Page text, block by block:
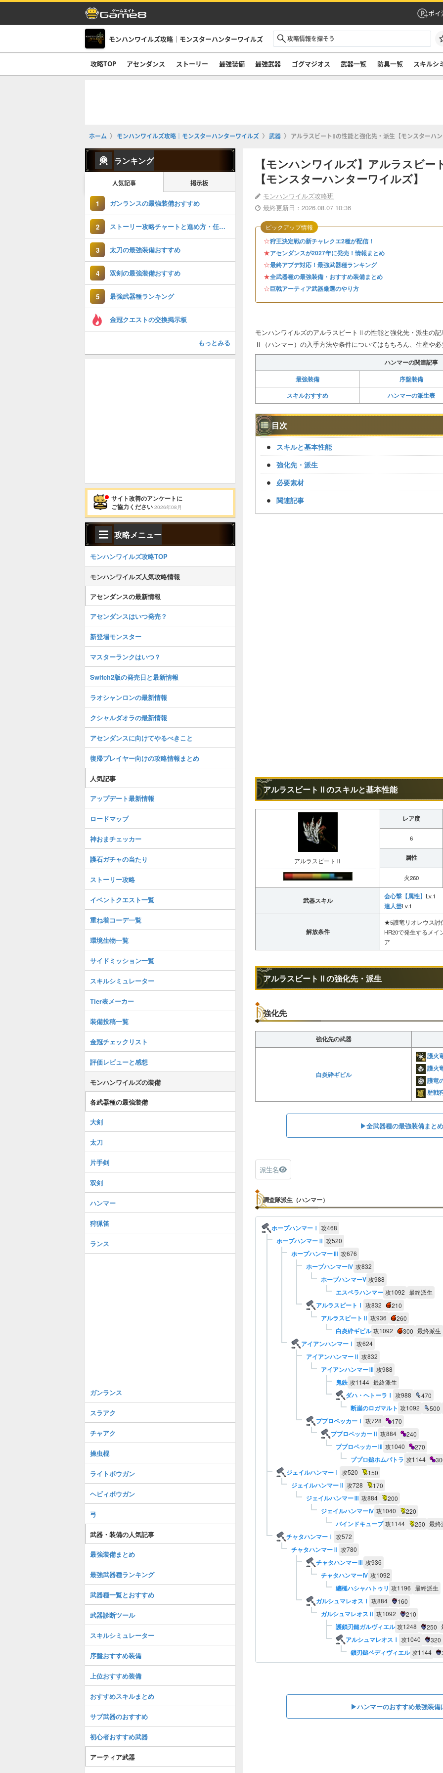
ポイ
モンハンワイルズ攻略｜モンスターハンターワイルズ
攻略TOP アセンダンス ストーリー 最強装備 最強武器 ゴグマジオス 武器一覧 防具一覧 スキルシ
ホーム モンハンワイルズ攻略｜モンスターハンターワイルズ 武器 アルラスビートⅡの性能と強化先・派生【モンスターハ
【モンハンワイルズ】アルラスビ
【モンスターハンターワイルズ】
モンハンワイルズ攻略班
最終更新日：2026.08.07 10:36
☆狩王決定戦の新チャレクエ2種が配信！
★アセンダンスが2027年に発売！情報まとめ
☆最終アプデ対応！最強武器種ランキング
★全武器種の最強装備・おすすめ装備まとめ
☆巨戟アーティア武器厳選のやり方
ピックアップ情報
モンハンワイルズのアルラスビートⅡの性能と強化先・派生の
Ⅱ（ハンマー）の入手方法や条件についてはもちろん、生産や
ハンマーの関連記事
最強装備
序盤装備
スキルおすすめ
ハンマーの派生表
目次
スキルと基本性能
強化先・派生
必要素材
関連記事
アルラスビートⅡのスキルと基本性能
アルラスビートⅡ
レア度
6
属性
火260
武器スキル
会心撃【属性】 Lv.1
達人芸Lv.1
解放条件
★5護竜リオレウス討
HR20で発生するメ
ア
アルラスビートⅡの強化先・派生
強化先
強化先の武器
白炎砕ギビル
護火
護火
護竜
歴戦
▶︎全武器種の最強装備まと
派生名
調査隊派生（ハンマー）
ホープハンマーⅠ 攻468
ホープハンマーⅡ 攻520
ホープハンマーⅢ 攻676
ホープハンマーⅣ 攻832
ホープハンマーV 攻988
エスペラハンマー 攻1092 最終派生
アルラスビートⅠ 攻832 210
アルラスビートⅡ 攻936 260
白炎砕ギビル 攻1092 300 最終派生
アイアンハンマーⅠ 攻624
アイアンハンマーⅡ 攻832
アイアンハンマーⅢ 攻988
鬼鉄 攻1144 最終派生
ダハ・ヘトーラⅠ 攻988 470
断崖のロガマルト 攻1092 500
ププロペッカーⅠ 攻728 170
ププロペッカーⅡ 攻884 240
ププロペッカーⅢ 攻1040 270
ププロ鎚ホムパトラ 攻1144
ジェイルハンマーⅠ 攻520 150
ジェイルハンマーⅡ 攻728 170
ジェイルハンマーⅢ 攻884 200
ジェイルハンマーⅣ 攻1040 220
バインドキューブ 攻1144 250 最終
チャタハンマーⅠ 攻572
チャタハンマーⅡ 攻780
チャタハンマーⅢ 攻936
チャタハンマーⅣ 攻1092
纏槌ハシャハトゥリ 攻1196 最終派生
ガルシュマレオスⅠ 攻884 160
ガルシュマレオスⅡ 攻1092 210
護鎖刃鎚ガルヴィエル 攻1248 250
アルシュマレオスⅠ 攻1040 320
鎖刃鎚ベディヴィエル 攻1144
▶︎ハンマーのおすすめ最強装備
ランキング
人気記事 掲示板
1 ガンランスの最強装備おすすめ
2 ストーリー攻略チャートと進め方・任務クエスト
3 太刀の最強装備おすすめ
4 双剣の最強装備おすすめ
5 最強武器種ランキング
金冠クエストの交換掲示板
もっとみる
サイト改善のアンケートに
ご協力ください 2026年08月
攻略メニュー
モンハンワイルズ攻略TOP
モンハンワイルズ人気攻略情報
アセンダンスの最新情報
アセンダンスはいつ発売？
新登場モンスター
マスターランクはいつ？
Switch2版の発売日と最新情報
ラオシャンロンの最新情報
クシャルダオラの最新情報
アセンダンスに向けてやるべきこと
復帰プレイヤー向けの攻略情報まとめ
人気記事
アップデート最新情報
ロードマップ
神おまチェッカー
護石ガチャの当たり
ストーリー攻略
イベントクエスト一覧
重ね着コーデ一覧
環境生物一覧
サイドミッション一覧
スキルシミュレーター
Tier表メーカー
装備投稿一覧
金冠チェックリスト
評価レビューと感想
モンハンワイルズの装備
各武器種の最強装備
大剣
太刀
片手剣
双剣
ハンマー
狩猟笛
ランス
ガンランス
スラアク
チャアク
操虫棍
ライトボウガン
ヘビィボウガン
弓
武器・装備の人気記事
最強装備まとめ
最強武器種ランキング
武器種一覧とおすすめ
武器診断ツール
スキルシミュレーター
序盤おすすめ装備
上位おすすめ装備
おすすめスキルまとめ
サブ武器のおすすめ
初心者おすすめ武器
アーティア武器